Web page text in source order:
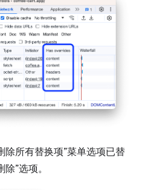
除所有替换项”菜单选项已替
”选项。